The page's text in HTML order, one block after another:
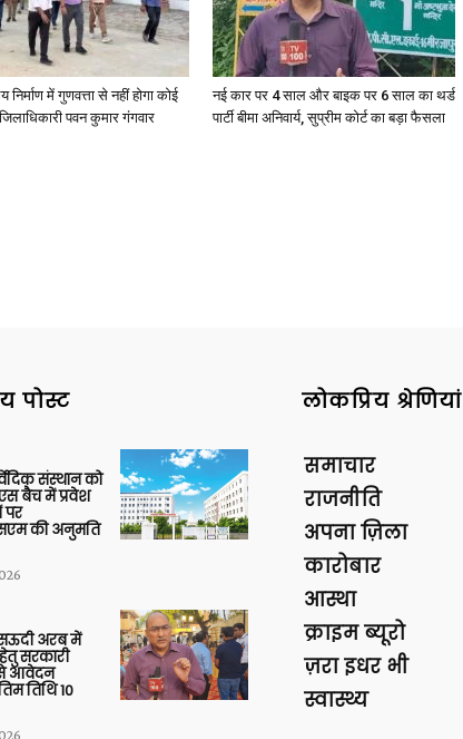
निर्माण में गुणवत्ता से नहीं होगा कोई
पवन कुमार गंगवार
नई कार पर 4 साल और बाइक पर 6 साल का थर्ड
पार्टी बीमा अनिवार्य, सुप्रीम कोर्ट का बड़ा फैसला
पोस्ट
संस्थान को
बैच में प्रवेश
पर
की अनुमति
अरब में
हेतु सरकारी
से आवेदन
तिथि 10
लोकप्रिय श्रेणियां
समाचार
राजनीति
अपना ज़िला
कारोबार
आस्था
क्राइम ब्यूरो
ज़रा इधर भी
स्वास्थ्य